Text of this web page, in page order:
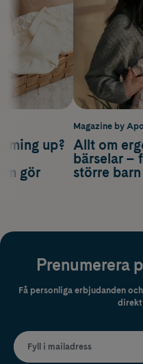
up?
gör
Magazine by
Allt om
bärselar –
större barn
Prenumerera
Få personliga erbjudanden
direkt
Fyll i mailadress